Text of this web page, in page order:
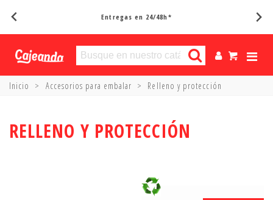
Entregas en 24/48h*
Inicio > Accesorios para embalar > Relleno y protección
RELLENO Y PROTECCIÓN